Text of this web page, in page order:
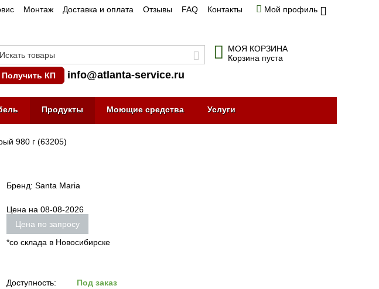
Монтаж Доставка и оплата Отзывы FAQ Контакты Мой профиль
Получить КП
info@atlanta-service.ru
МОЯ КОРЗИНА
Корзина пуста
Продукты Моющие средства Услуги
980 г (63205)
Бренд: Santa Maria
Цена на 08-08-2026
Цена по запросу
*со склада в Новосибирске
Доступность: Под заказ